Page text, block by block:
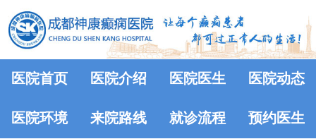
医院首页 医院介绍 医院医生 医院动态
医院环境 来院路线 就诊流程 预约医生